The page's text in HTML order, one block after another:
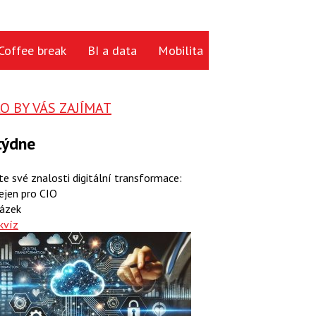
break BI a data Mobilita
BY VÁS ZAJÍMAT
své znalosti digitální transformace:
pro CIO